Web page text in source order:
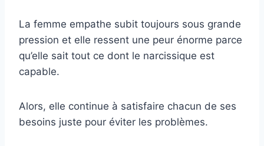
La femme empathe subit toujours sous grande
pression et elle ressent une peur énorme parce
qu’elle sait tout ce dont le narcissique est
capable.
Alors, elle continue à satisfaire chacun de ses
besoins juste pour éviter les problèmes.